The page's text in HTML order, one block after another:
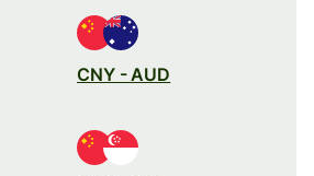
CNY - AUD